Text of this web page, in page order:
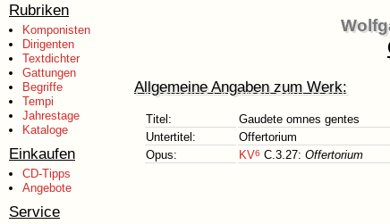
Rubriken
Komponisten
Dirigenten
Textdichter
Gattungen
Begriffe
Tempi
Jahrestage
Kataloge
Einkaufen
CD-Tipps
Angebote
Service
Allgemeine Angaben zum Werk:
Titel:
Gaudete omnes gentes
Untertitel:
Offertorium
Opus:
KV6 C.3.27: Offertorium